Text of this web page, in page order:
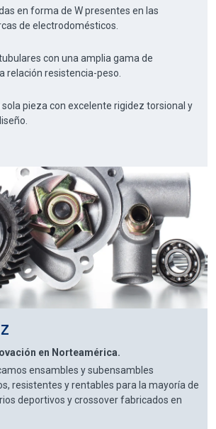
en forma de W presentes en las
de electrodomésticos.
con una amplia gama de
relación resistencia-peso.
sola pieza con excelente rigidez torsional y
en Norteamérica.
ensambles y subensambles
resistentes y rentables para la mayoría de
deportivos y crossover fabricados en